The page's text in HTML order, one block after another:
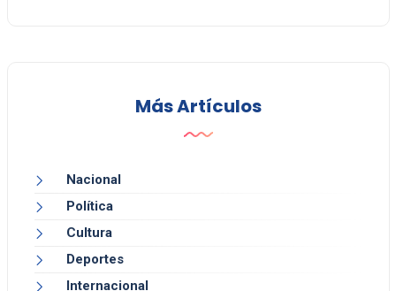
Más Artículos
Nacional
Política
Cultura
Deportes
Internacional